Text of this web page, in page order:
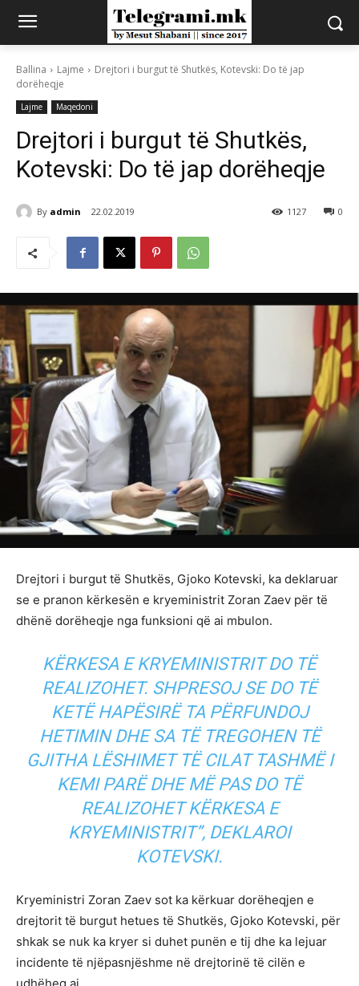
Ballina Lajme
Drejtori i burgut të Shutkës, Kotevski: Do të jap
dorëheqje
Lajme Maqedoni
Drejtori i burgut të Shutkës,
Kotevski: Do të jap dorëheqje
By admin 22.02.2019 0
1127
Drejtori i burgut të Shutkës, Gjoko Kotevski, ka deklaruar
se e pranon kërkesën e kryeministrit Zoran Zaev për të
dhënë dorëheqje nga funksioni që ai mbulon.
KËRKESA E KRYEMINISTRIT DO TË
REALIZOHET. SHPRESOJ SE DO TË
KETË HAPËSIRË TA PËRFUNDOJ
HETIMIN DHE SA TË TREGOHEN TË
GJITHA LËSHIMET TË CILAT TASHMË I
KEMI PARË DHE MË PAS DO TË
REALIZOHET KËRKESA E
KRYEMINISTRIT”, DEKLAROI
KOTEVSKI.
Kryeministri Zoran Zaev sot ka kërkuar dorëheqjen e
drejtorit të burgut hetues të Shutkës, Gjoko Kotevski, për
shkak se nuk ka kryer si duhet punën e tij dhe ka lejuar
incidente të njëpasnjëshme në drejtorinë të cilën e